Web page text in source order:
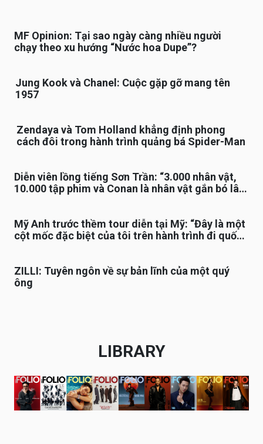
MF Opinion: Tại sao ngày càng nhiều người
chạy theo xu hướng “Nước hoa Dupe”?
Jung Kook và Chanel: Cuộc gặp gỡ mang tên
1957
Zendaya và Tom Holland khẳng định phong
cách đôi trong hành trình quảng bá Spider-Man
Diễn viên lồng tiếng Sơn Trần: “3.000 nhân vật,
10.000 tập phim và Conan là nhân vật gắn bó lâu
Mỹ Anh trước thềm tour diễn tại Mỹ: “Đây là một
cột mốc đặc biệt của tôi trên hành trình đi quốc
ZILLI: Tuyên ngôn về sự bản lĩnh của một quý
ông
LIBRARY